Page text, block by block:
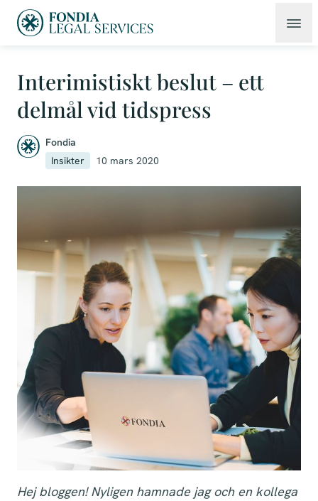
Interimistiskt beslut – ett
delmål vid tidspress
Fondia
Insikter
10 mars 2020
Hej bloggen! Nyligen hamnade jag och en kollega